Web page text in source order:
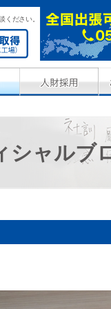
ください。
シャルブ